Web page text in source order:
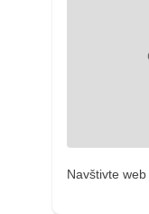
Navštivte web